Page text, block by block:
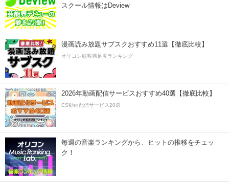
スクール情報はDeview
漫画読み放題サブスクおすすめ11選【徹底比較】
オリコン顧客満足度ランキング
2026年動画配信サービスおすすめ40選【徹底比較】
CS動画配信サービス20選
毎週の音楽ランキングから、ヒットの推移をチェッ
ク！